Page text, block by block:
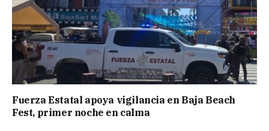
Fuerza Estatal apoya vigilancia en Baja Beach
Fest, primer noche en calma